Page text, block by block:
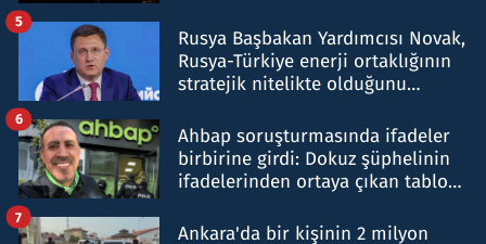
Rusya Başbakan Yardımcısı Novak,
Rusya-Türkiye enerji ortaklığının
stratejik nitelikte olduğunu
5
Ahbap soruşturmasında ifadeler
birbirine girdi: Dokuz şüphelinin
ifadelerinden ortaya çıkan tablo
6
Ankara'da bir kişinin 2 milyon
7